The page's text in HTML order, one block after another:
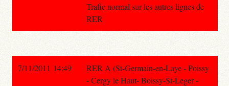
Trafic normal sur les autres lignes de
RER
7/11/2011 14:49
RER A (St-Germain-en-Laye - Poissy
- Cergy le Haut- Boissy-St-Leger -